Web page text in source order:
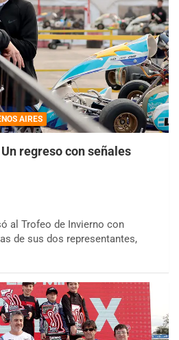
AIRES
regreso con señales
al Trofeo de Invierno con
de sus dos representantes,